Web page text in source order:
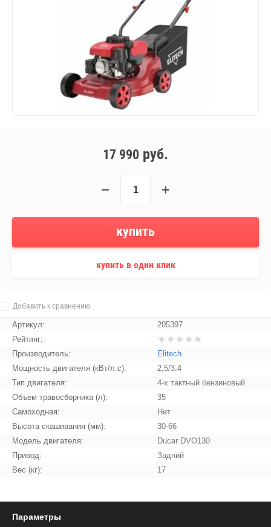
17 990 руб.
− +
купить
купить в один клик
Добавить к сравнению
Артикул:
205397
Рейтинг:
Производитель:
Elitech
Мощность двигателя (кВт/л.с):
2,5/3,4
Тип двигателя:
4-х тактный бензиновый
Объем травосборника (л):
35
Самоходная:
Нет
Высота скашивания (мм):
30-66
Модель двигателя:
Ducar DVO130
Привод:
Задний
Вес (кг):
17
Параметры